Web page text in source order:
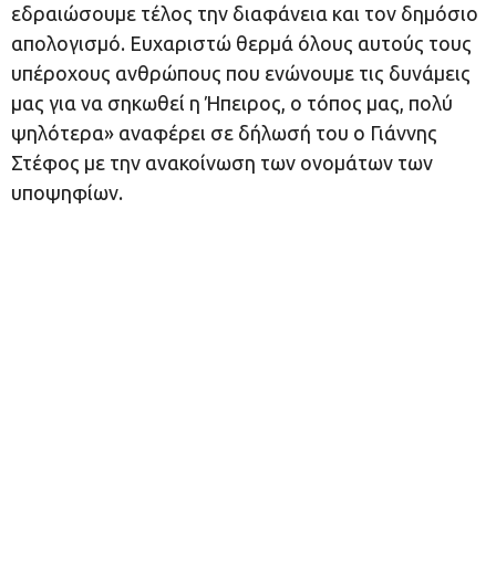
εδραιώσουμε τέλος την διαφάνεια και τον δημόσιο
απολογισμό. Ευχαριστώ θερμά όλους αυτούς τους
υπέροχους ανθρώπους που ενώνουμε τις δυνάμεις
μας για να σηκωθεί η Ήπειρος, ο τόπος μας, πολύ
ψηλότερα» αναφέρει σε δήλωσή του ο Γιάννης
Στέφος με την ανακοίνωση των ονομάτων των
υποψηφίων.